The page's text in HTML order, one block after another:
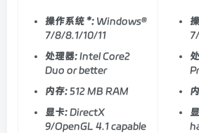
操作系统 *: Windows®
7/8/8.1/10/11
处理器:Intel Core2
Duo or better
内存:512 MB RAM
显卡:DirectX
9/OpenGL 4.1 capable